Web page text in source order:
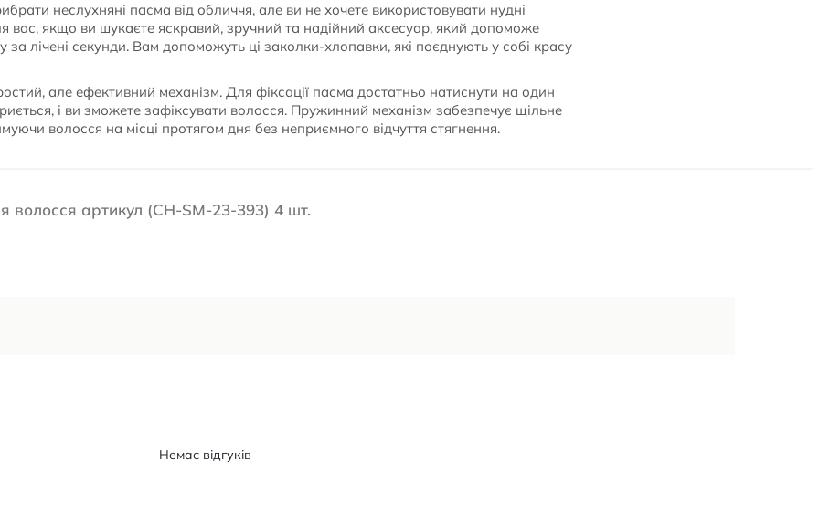
неслухняні пасма від обличчя, але ви не хочете використовувати нудні
вас, якщо ви шукаєте яскравий, зручний та надійний аксесуар, який допоможе
за лічені секунди. Вам допоможуть ці заколки-хлопавки, які поєднують у собі красу
але ефективний механізм. Для фіксації пасма достатньо натиснути на один
і ви зможете зафіксувати волосся. Пружинний механізм забезпечує щільне
волосся на місці протягом дня без неприємного відчуття стягнення.
волосся артикул (CH-SM-23-393) 4 шт.
Немає відгуків